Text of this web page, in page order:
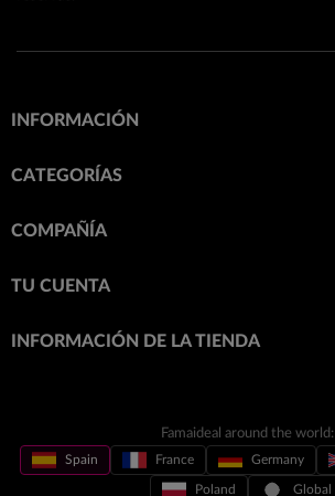
INFORMACIÓN
CATEGORÍAS
COMPAÑÍA
TU CUENTA
INFORMACIÓN DE LA TIENDA
Famaideal around the world:
Spain France Germany
Poland Global